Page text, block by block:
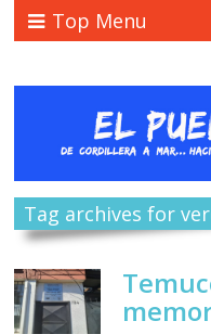
Top Menu
Tag archives for